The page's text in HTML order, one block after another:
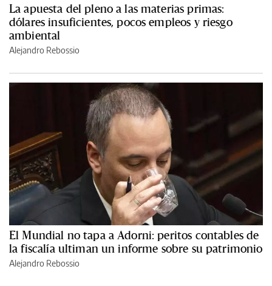
La apuesta del pleno a las materias primas:
dólares insuficientes, pocos empleos y riesgo
ambiental
Alejandro Rebossio
El Mundial no tapa a Adorni: peritos contables de
la fiscalía ultiman un informe sobre su patrimonio
Alejandro Rebossio